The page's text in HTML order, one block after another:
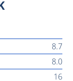
8.7
8.0
16